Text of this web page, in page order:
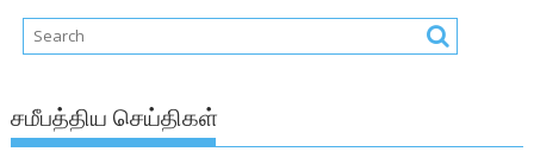
சமீபத்திய செய்திகள்